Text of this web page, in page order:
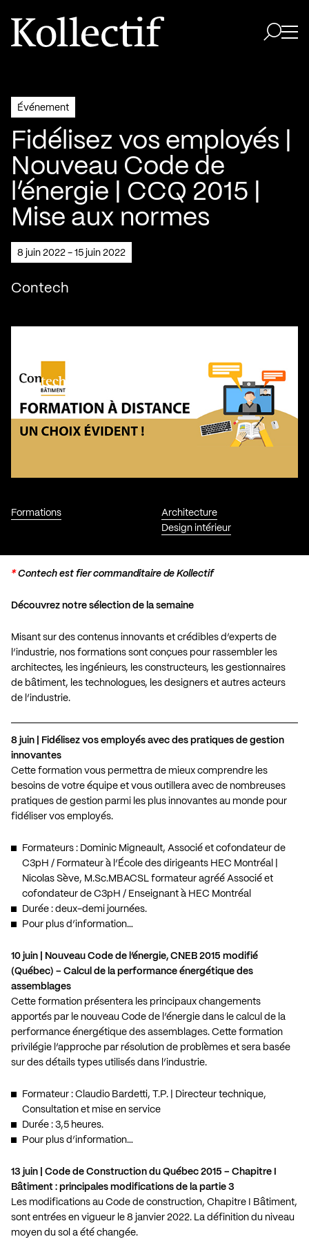
Aller à la page d'accueil
Logo Kollectif
Événement
Fidélisez vos employés |
Nouveau Code de
l’énergie | CCQ 2015 |
Mise aux normes
8 juin 2022 - 15 juin 2022
Contech
Formations
Architecture
Design intérieur
*Contech est fier commanditaire de Kollectif
Découvrez notre sélection de la semaine
Misant sur des contenus innovants et crédibles d’experts de
l’industrie, nos formations sont conçues pour rassembler les
architectes, les ingénieurs, les constructeurs, les gestionnaires
de bâtiment, les technologues, les designers et autres acteurs
de l’industrie.
8 juin | Fidélisez vos employés avec des pratiques de gestion
innovantes
Cette formation vous permettra de mieux comprendre les
besoins de votre équipe et vous outillera avec de nombreuses
pratiques de gestion parmi les plus innovantes au monde pour
fidéliser vos employés.
Formateurs : Dominic Migneault, Associé et cofondateur de
C3pH / Formateur à l’École des dirigeants HEC Montréal |
Nicolas Sève, M.Sc.MBACSL formateur agréé Associé et
cofondateur de C3pH / Enseignant à HEC Montréal
Durée : deux-demi journées.
Pour plus d’information…
10 juin | Nouveau Code de l’énergie, CNEB 2015 modifié
(Québec) – Calcul de la performance énergétique des
assemblages
Cette formation présentera les principaux changements
apportés par le nouveau Code de l’énergie dans le calcul de la
performance énergétique des assemblages. Cette formation
privilégie l’approche par résolution de problèmes et sera basée
sur des détails types utilisés dans l’industrie.
Formateur : Claudio Bardetti, T.P. | Directeur technique,
Consultation et mise en service
Durée : 3,5 heures.
Pour plus d’information…
13 juin | Code de Construction du Québec 2015 – Chapitre I
Bâtiment : principales modifications de la partie 3
Les modifications au Code de construction, Chapitre I Bâtiment,
sont entrées en vigueur le 8 janvier 2022. La définition du niveau
moyen du sol a été changée.